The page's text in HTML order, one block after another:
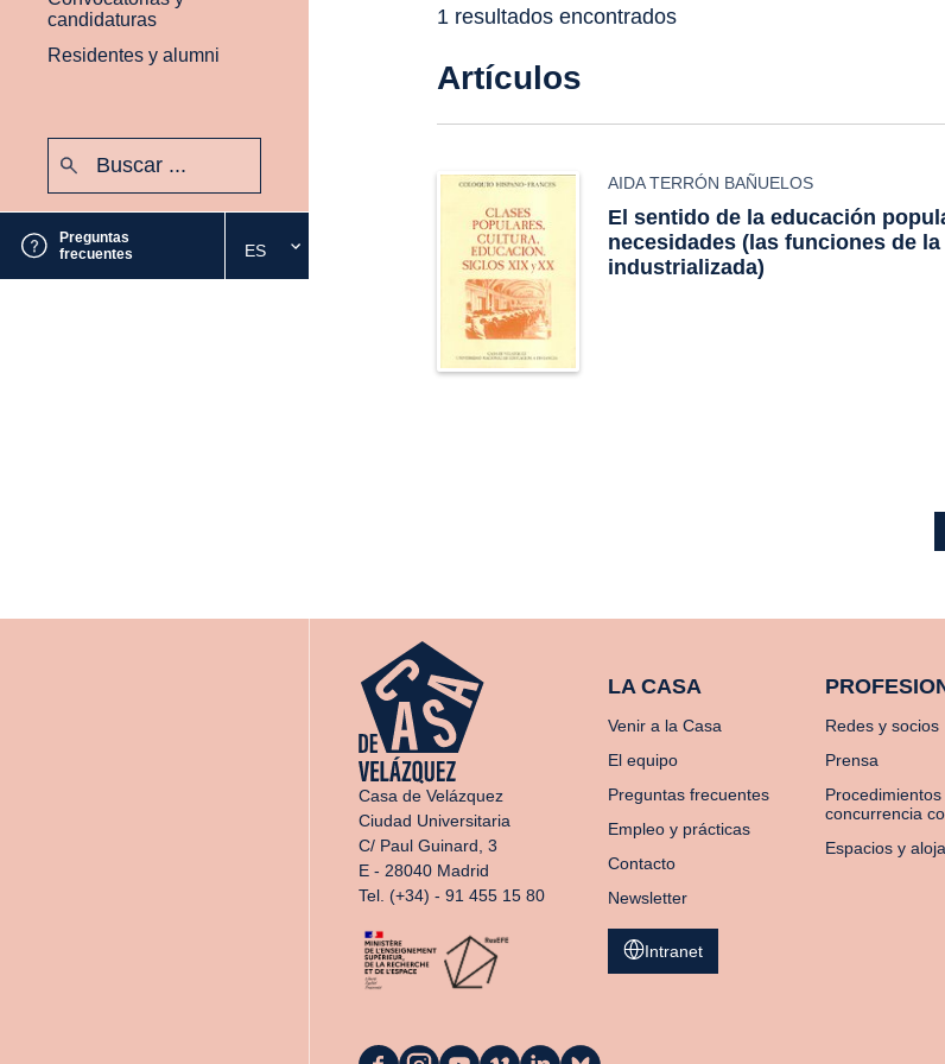
candidaturas
Residentes y alumni
Preguntas
frecuentes
Seleccione
el
ES
1 resultados encontrados
Artículos
AIDA TERRÓN BAÑUELOS
El sentido de la educación
necesidades (las funciones de
industrializada)
Casa de Velázquez
Ciudad Universitaria
C/ Paul Guinard, 3
E - 28040 Madrid
Tel. (+34) - 91 455 15 80
LA CASA
Venir a la Casa
El equipo
Preguntas frecuentes
Empleo y prácticas
Contacto
Newsletter
Redes y socios
Prensa
Procedimientos
concurrencia
Espacios y
Intranet